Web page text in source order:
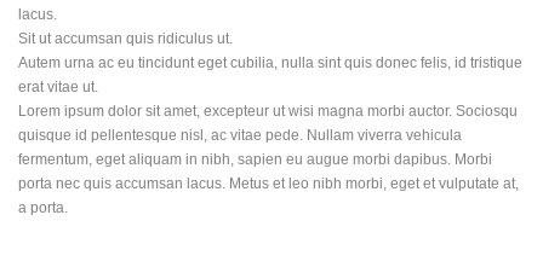
lacus.
Sit ut accumsan quis ridiculus ut.
Autem urna ac eu tincidunt eget cubilia, nulla sint quis donec felis, id tristique
erat vitae ut.
Lorem ipsum dolor sit amet, excepteur ut wisi magna morbi auctor. Sociosqu
quisque id pellentesque nisl, ac vitae pede. Nullam viverra vehicula
fermentum, eget aliquam in nibh, sapien eu augue morbi dapibus. Morbi
porta nec quis accumsan lacus. Metus et leo nibh morbi, eget et vulputate at,
a porta.